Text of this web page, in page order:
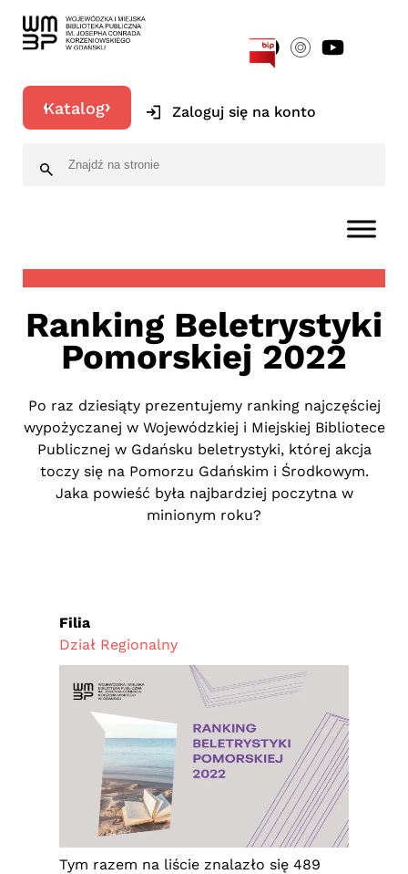
Katalog Zaloguj się na konto
Ranking Beletrystyki
Pomorskiej 2022
Po raz dziesiąty prezentujemy ranking najczęściej
wypożyczanej w Wojewódzkiej i Miejskiej Bibliotece
Publicznej w Gdańsku beletrystyki, której akcja
toczy się na Pomorzu Gdańskim i Środkowym.
Jaka powieść była najbardziej poczytna w
minionym roku?
Tym razem na liście znalazło się 489
Filia
Dział Regionalny